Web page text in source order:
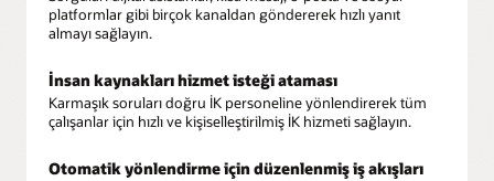
platformlar gibi birçok kanaldan göndererek hızlı yanıt
almayı sağlayın.
İnsan kaynakları hizmet isteği ataması
Karmaşık soruları doğru İK personeline yönlendirerek tüm
çalışanlar için hızlı ve kişiselleştirilmiş İK hizmeti sağlayın.
Otomatik yönlendirme için düzenlenmiş iş akışları